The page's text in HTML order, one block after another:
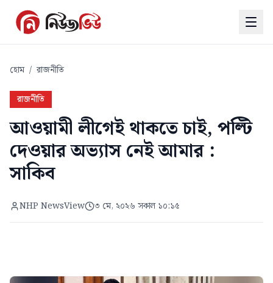
হোম / রাজনীতি
রাজনীতি
আওয়ামী লীগেই থাকতে চাই, পল্টি
দেওয়ার অভ্যাস নেই আমার :
সাকিব
NHP NewsView ৩ মে, ২০২৬ সকাল ১০:১৫